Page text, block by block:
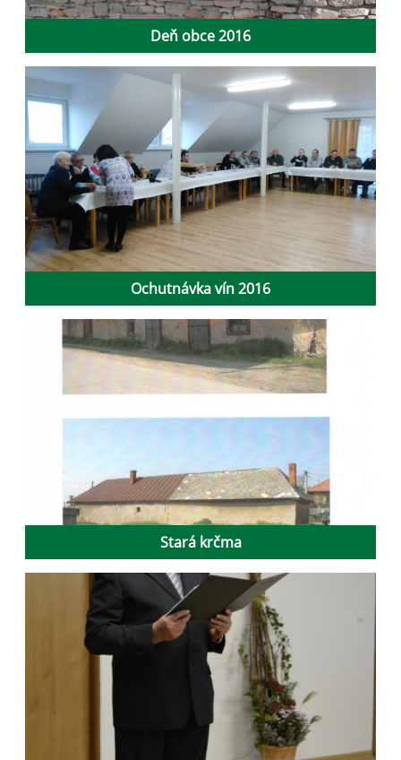
Deň obce 2016
Ochutnávka vín 2016
Stará krčma